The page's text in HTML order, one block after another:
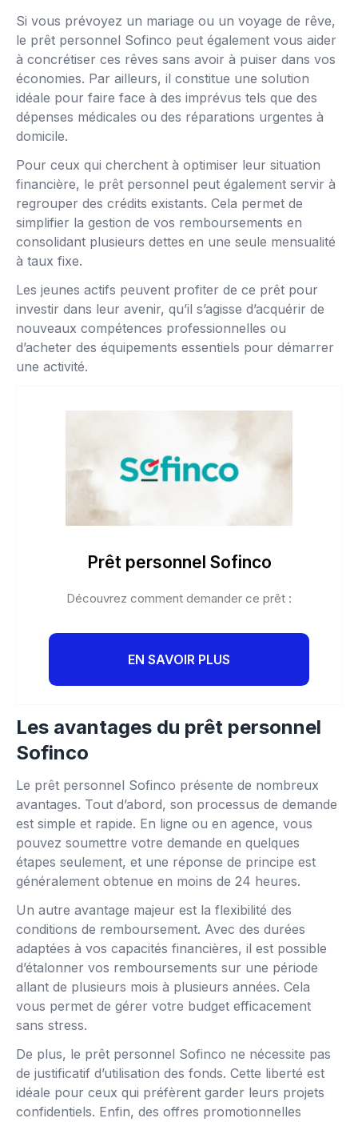
Si vous prévoyez un mariage ou un voyage de rêve,
le prêt personnel Sofinco peut également vous aider
à concrétiser ces rêves sans avoir à puiser dans vos
économies. Par ailleurs, il constitue une solution
idéale pour faire face à des imprévus tels que des
dépenses médicales ou des réparations urgentes à
domicile.
Pour ceux qui cherchent à optimiser leur situation
financière, le prêt personnel peut également servir à
regrouper des crédits existants. Cela permet de
simplifier la gestion de vos remboursements en
consolidant plusieurs dettes en une seule mensualité
à taux fixe.
Les jeunes actifs peuvent profiter de ce prêt pour
investir dans leur avenir, qu’il s’agisse d’acquérir de
nouveaux compétences professionnelles ou
d’acheter des équipements essentiels pour démarrer
une activité.
Prêt personnel Sofinco
Découvrez comment demander ce prêt :
EN SAVOIR PLUS
Les avantages du prêt personnel
Sofinco
Le prêt personnel Sofinco présente de nombreux
avantages. Tout d’abord, son processus de demande
est simple et rapide. En ligne ou en agence, vous
pouvez soumettre votre demande en quelques
étapes seulement, et une réponse de principe est
généralement obtenue en moins de 24 heures.
Un autre avantage majeur est la flexibilité des
conditions de remboursement. Avec des durées
adaptées à vos capacités financières, il est possible
d’étalonner vos remboursements sur une période
allant de plusieurs mois à plusieurs années. Cela
vous permet de gérer votre budget efficacement
sans stress.
De plus, le prêt personnel Sofinco ne nécessite pas
de justificatif d’utilisation des fonds. Cette liberté est
idéale pour ceux qui préfèrent garder leurs projets
confidentiels. Enfin, des offres promotionnelles